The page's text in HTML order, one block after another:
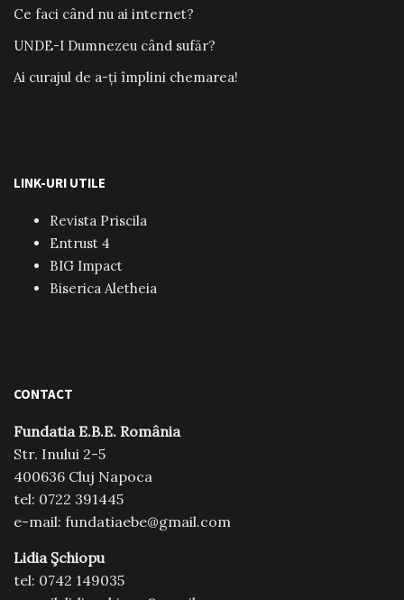
Ce faci când nu ai internet?
UNDE-I Dumnezeu când sufăr?
Ai curajul de a-ți împlini chemarea!
LINK-URI UTILE
Revista Priscila
Entrust 4
BIG Impact
Biserica Aletheia
CONTACT
Fundatia E.B.E. România
Str. Inului 2-5
400636 Cluj Napoca
tel: 0722 391445
e-mail: fundatiaebe@gmail.com
Lidia Şchiopu
tel: 0742 149035